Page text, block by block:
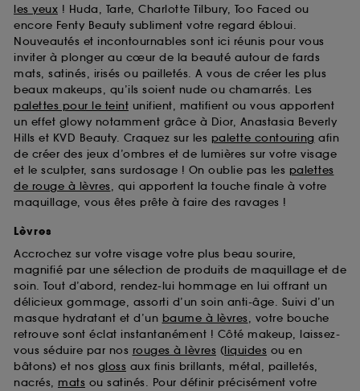
les yeux ! Huda, Tarte, Charlotte Tilbury, Too Faced ou
encore Fenty Beauty subliment votre regard ébloui.
Nouveautés et incontournables sont ici réunis pour vous
inviter à plonger au cœur de la beauté autour de fards
mats, satinés, irisés ou pailletés. A vous de créer les plus
beaux makeups, qu’ils soient nude ou chamarrés. Les
palettes pour le teint unifient, matifient ou vous apportent
un effet glowy notamment grâce à Dior, Anastasia Beverly
Hills et KVD Beauty. Craquez sur les palette contouring afin
de créer des jeux d’ombres et de lumières sur votre visage
et le sculpter, sans surdosage ! On oublie pas les palettes
de rouge à lèvres, qui apportent la touche finale à votre
maquillage, vous êtes prête à faire des ravages !
Lèvres
Accrochez sur votre visage votre plus beau sourire,
magnifié par une sélection de produits de maquillage et de
soin. Tout d’abord, rendez-lui hommage en lui offrant un
délicieux gommage, assorti d’un soin anti-âge. Suivi d’un
masque hydratant et d’un baume à lèvres, votre bouche
retrouve sont éclat instantanément ! Côté makeup, laissez-
vous séduire par nos rouges à lèvres (liquides ou en
bâtons) et nos gloss aux finis brillants, métal, pailletés,
nacrés, mats ou satinés. Pour définir précisément votre